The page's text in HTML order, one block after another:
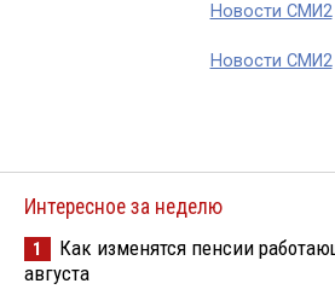
Новости СМИ2
Новости СМИ2
Интересное за неделю
1
Как изменятся пенсии
августа